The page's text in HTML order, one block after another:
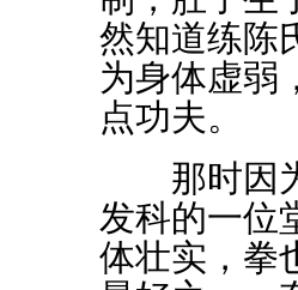
然知道练陈
为身体虚弱
点功夫。
那时因为
发科的一位
体壮实，拳